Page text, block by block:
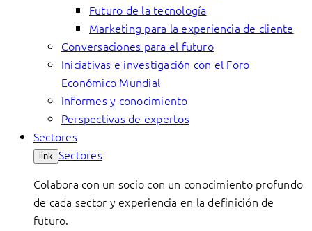
Futuro de la tecnología
Marketing para la experiencia de cliente
Conversaciones para el futuro
Iniciativas e investigación con el Foro
Económico Mundial
Informes y conocimiento
Perspectivas de expertos
Sectores
link Sectores
Colabora con un socio con un conocimiento profundo
de cada sector y experiencia en la definición de
futuro.